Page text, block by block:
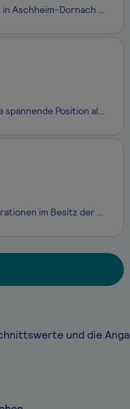
VESTNER Aufzüge GmbH ist ein inter­natio­nal tätiges Unter­nehmen mit Haupt­sitz in Aschheim-Dornach bei München. Durch unsere über 90-jährige Erfahrung im Auf­zugs­bau bieten wir höchste Qualität, innovative Technik und kunden­orien­tierte Lösungen. Diese Faktoren tragen dazu bei, dass VESTNER eine
In München bietet sich für erfahrene Fachkräfte im Bereich Gebäudetechnik eine spannende Position als Bauleiter MSR (m/w/d), der Projekte eigenverantwortlich steuert und zur erfolgreichen Umsetzung moderner Anlagen beiträgt. Das Unternehmen ist ein etabliertes Generalunternehmen im Bereich Elektr
Das preisgekrönte Traditionsunternehmen Hotel Bayerischer Hof, seit fünf Generationen im Besitz der Familie Volkhardt, gehört zu den führenden deutschen Luxushotels. Gemäß unserer Philosophie EINE WELT FÜR SICH verkörpert das Hotel Bayerischer Hof seit 1841 Luxus, Qualität und erstklassigen Service.
und die